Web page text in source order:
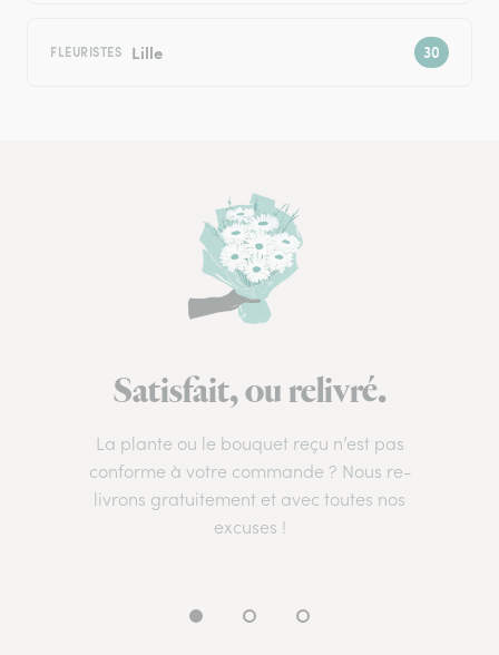
FLEURISTES Lille
Satisfait, ou relivré.
La plante ou le bouquet reçu n’est pas
conforme à votre commande ? Nous re-
livrons gratuitement et avec toutes nos
excuses !